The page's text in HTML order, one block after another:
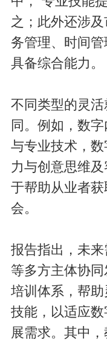
之；此外还涉
务管理、时间
具备综合能力。
不同类型的灵
同。例如，数
与专业技术，
力与创意思维
于帮助从业者
会。
报告指出，未
等多方主体协
培训体系，帮
技能，以适应
展需求。其中